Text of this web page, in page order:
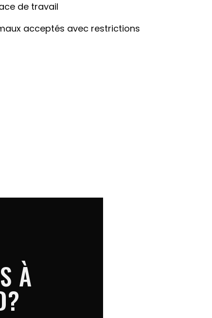
de travail
acceptés avec restrictions
À